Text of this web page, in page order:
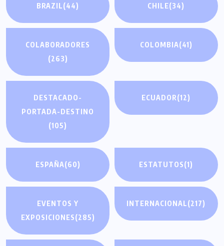
BRAZIL(44) CHILE(34)
COLABORADORES
(263)
COLOMBIA(41)
DESTACADO-
PORTADA-DESTINO
(105)
ECUADOR(12)
ESPAÑA(60) ESTATUTOS(1)
EVENTOS Y
EXPOSICIONES(285)
INTERNACIONAL(217)